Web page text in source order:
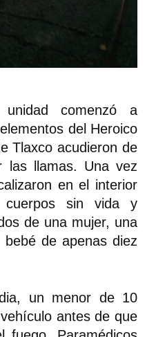
comenzó a
del Heroico
Tlaxco acudieron de
las llamas. Una vez
en el interior
sin vida y
de una mujer, una
de apenas diez
un menor de 10
antes de que